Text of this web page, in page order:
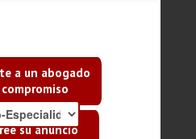
a un abogado
su anuncio